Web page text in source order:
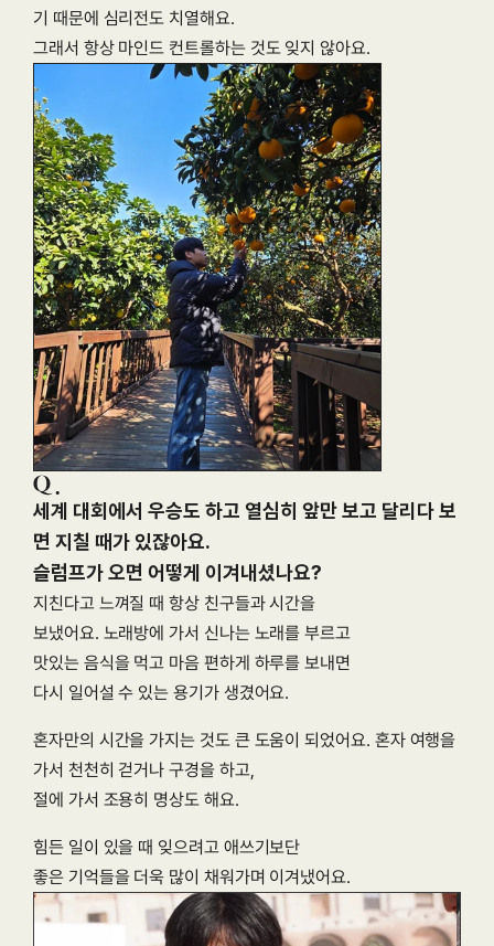
기 때문에 심리전도 치열해요.
그래서 항상 마인드 컨트롤하는 것도 잊지 않아요.
세계 대회에서 우승도 하고 열심히 앞만 보고 달리다 보
면 지칠 때가 있잖아요.
슬럼프가 오면 어떻게 이겨내셨나요?
지친다고 느껴질 때 항상 친구들과 시간을
보냈어요. 노래방에 가서 신나는 노래를 부르고
맛있는 음식을 먹고 마음 편하게 하루를 보내면
다시 일어설 수 있는 용기가 생겼어요.
혼자만의 시간을 가지는 것도 큰 도움이 되었어요. 혼자 여행을
가서 천천히 걷거나 구경을 하고,
절에 가서 조용히 명상도 해요.
힘든 일이 있을 때 잊으려고 애쓰기보단
좋은 기억들을 더욱 많이 채워가며 이겨냈어요.